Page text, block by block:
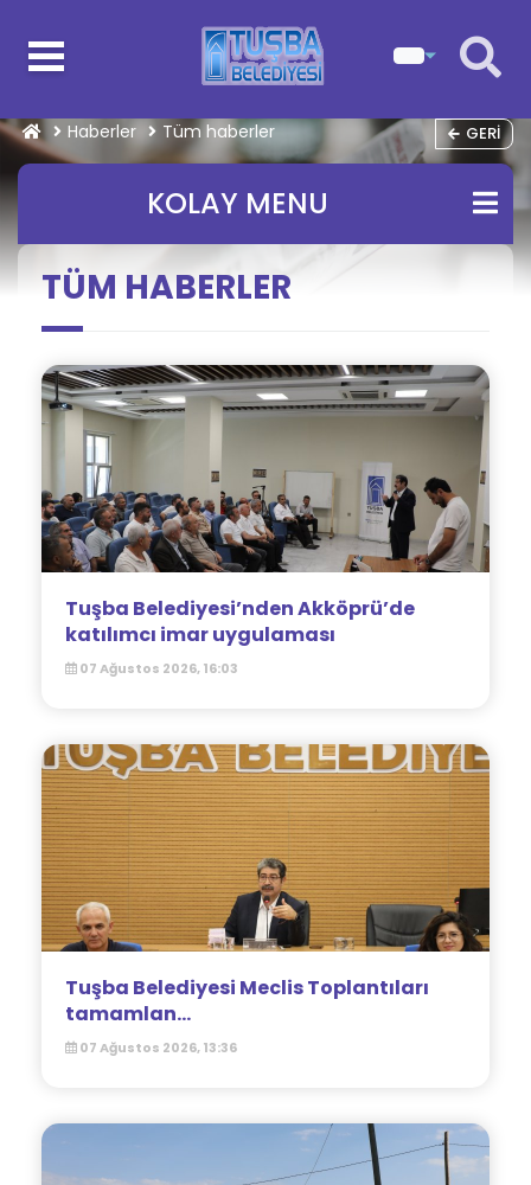
Haberler Tüm haberler GERI
KOLAY MENU
TÜM HABERLER
Tuşba Belediyesi’nden Akköprü’de
katılımcı imar uygulaması
07 Ağustos 2026, 16:03
Tuşba Belediyesi Meclis Toplantıları
tamamlan...
07 Ağustos 2026, 13:36